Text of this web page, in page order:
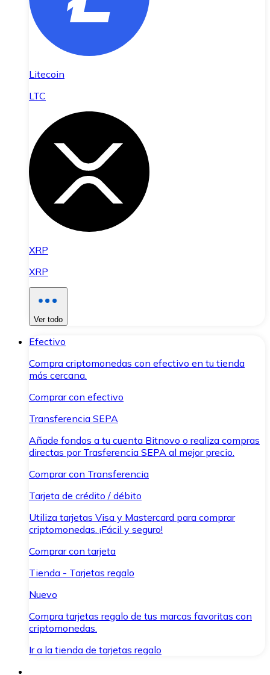
Litecoin
LTC
XRP
XRP
Ver todo
Efectivo
Compra criptomonedas con efectivo en tu tienda
más cercana.
Comprar con efectivo
Transferencia SEPA
Añade fondos a tu cuenta Bitnovo o realiza compras
directas por Trasferencia SEPA al mejor precio.
Comprar con Transferencia
Tarjeta de crédito / débito
Utiliza tarjetas Visa y Mastercard para comprar
criptomonedas. ¡Fácil y seguro!
Comprar con tarjeta
Tienda - Tarjetas regalo
Nuevo
Compra tarjetas regalo de tus marcas favoritas con
criptomonedas.
Ir a la tienda de tarjetas regalo